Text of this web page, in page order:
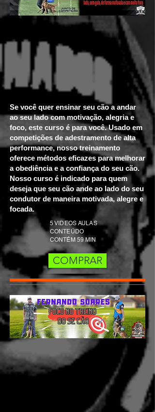
Se você quer ensinar seu cão a andar
ao seu lado com motivação, alegria e
foco, este curso é para você. Usado em
competições de adestramento de alta
performance, nosso treinamento
oferece métodos eficazes para melhorar
a obediência e a confiança do seu cão.
Nosso curso é indicado para quem
deseja que seu cão ande ao lado do seu
condutor de maneira motivada, alegre e
focada.
5 VIDEOS AULAS
CONTEÚDO
CONTÉM 59 MIN
COMPRAR